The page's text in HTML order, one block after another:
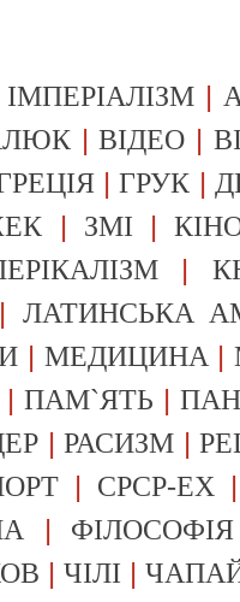
ІМПЕРІАЛІЗМ |
|ВІДЕО |
|ГРУК |
| ЗМІ |
|
ЛАТИНСЬКА
| МЕДИЦИНА |
|ПАМ`ЯТЬ |
|РАСИЗМ |
| СРСР-EX
| ФІЛОСОФІЯ
| ЧІЛІ |